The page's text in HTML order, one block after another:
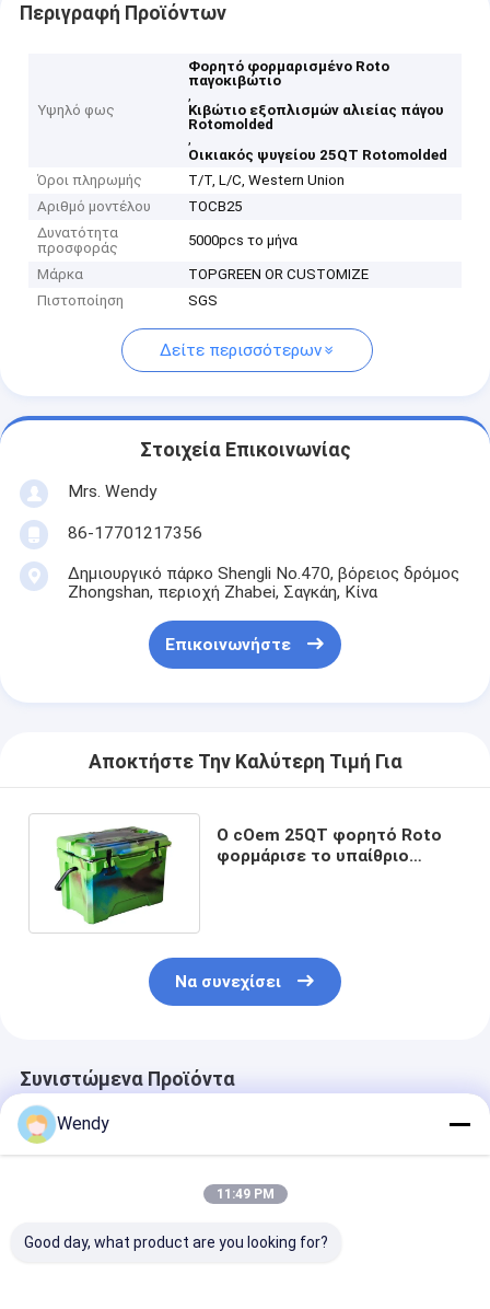
Περιγραφή Προϊόντων
Υψηλό φως
Φορητό φορμαρισμένο Roto
παγοκιβώτιο
,
Κιβώτιο εξοπλισμών αλιείας πάγου
Rotomolded
,
Οικιακός ψυγείου 25QT Rotomolded
Όροι πληρωμής
T/T, L/C, Western Union
Αριθμό μοντέλου
TOCB25
Δυνατότητα
προσφοράς
5000pcs το μήνα
Μάρκα
TOPGREEN OR CUSTOMIZE
Πιστοποίηση
SGS
Δείτε περισσότερων
Στοιχεία Επικοινωνίας
Mrs. Wendy
86-17701217356
Δημιουργικό πάρκο Shengli No.470, βόρειος δρόμος
Zhongshan, περιοχή Zhabei, Σαγκάη, Κίνα
Επικοινωνήστε
Αποκτήστε Την Καλύτερη Τιμή Για
Ο cOem 25QT φορητό Roto
φορμάρισε το υπαίθριο
Να συνεχίσει
Συνιστώμενα Προϊόντα
Wendy
11:49 PM
Good day, what product are you looking for?